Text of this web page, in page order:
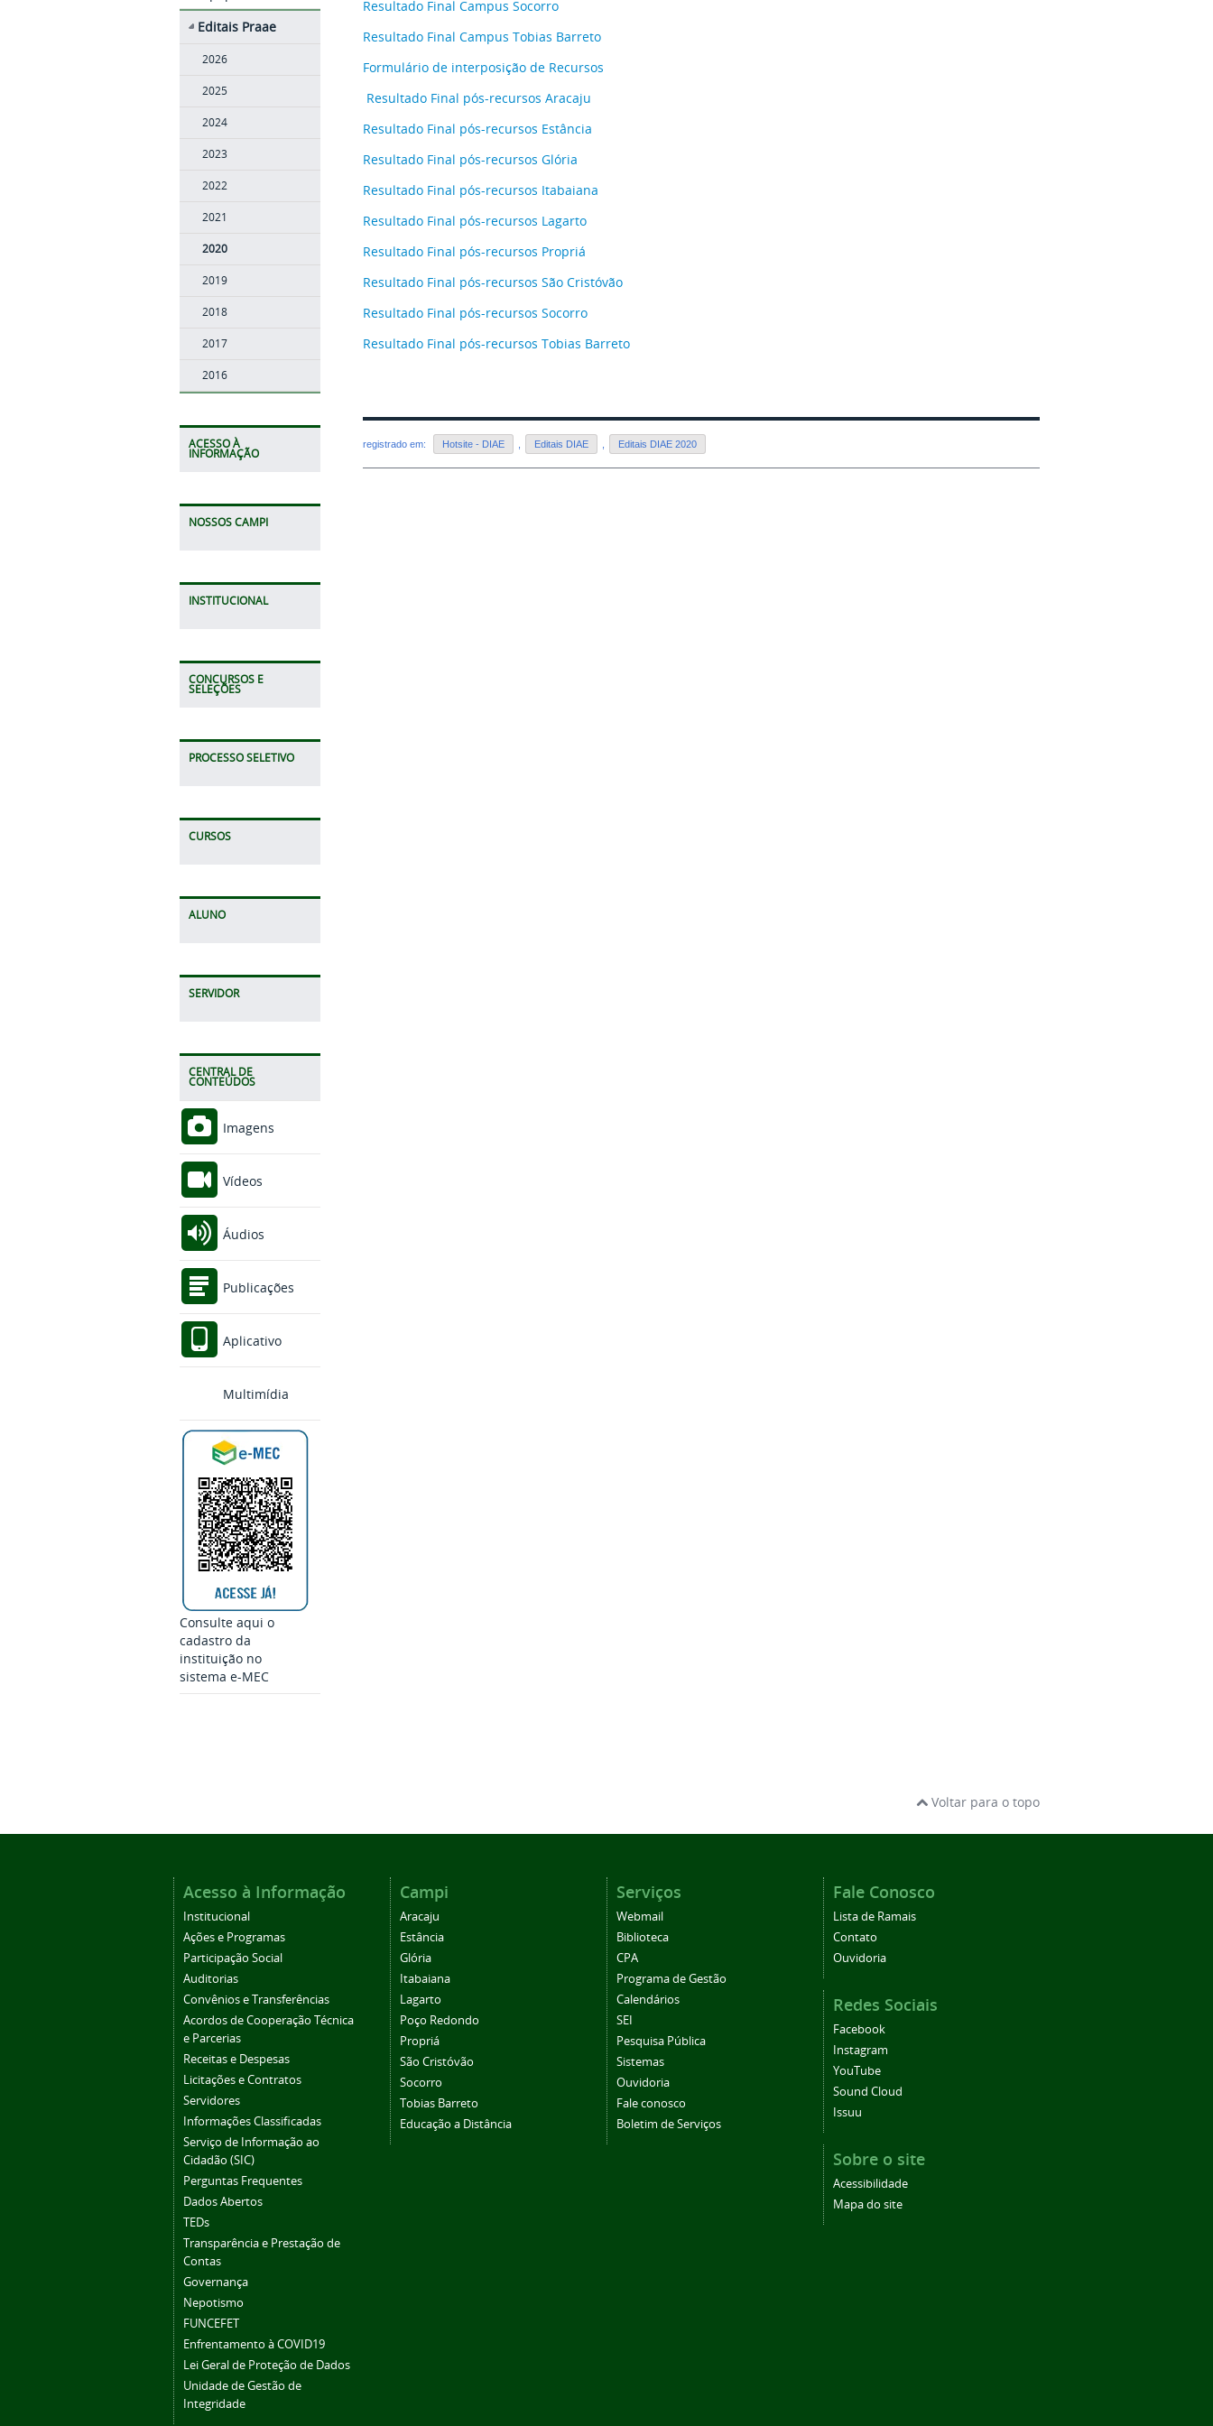
Editais Praae
2026
2025
2024
2023
2022
2021
2020
2019
2018
2017
2016
ACESSO À
INFORMAÇÃO
NOSSOS CAMPI
INSTITUCIONAL
CONCURSOS E
SELEÇÕES
PROCESSO SELETIVO
CURSOS
ALUNO
SERVIDOR
CENTRAL DE
CONTEÚDOS
Imagens
Vídeos
Áudios
Publicações
Aplicativo
Multimídia
Consulte aqui o
cadastro da
instituição no
sistema e-MEC
Resultado Final Campus Socorro
Resultado Final Campus Tobias Barreto
Formulário de interposição de Recursos
Resultado Final pós-recursos Aracaju
Resultado Final pós-recursos Estância
Resultado Final pós-recursos Glória
Resultado Final pós-recursos Itabaiana
Resultado Final pós-recursos Lagarto
Resultado Final pós-recursos Propriá
Resultado Final pós-recursos São Cristóvão
Resultado Final pós-recursos Socorro
Resultado Final pós-recursos Tobias Barreto
registrado em: Hotsite - DIAE Editais DIAE Editais DIAE 2020
Voltar para o topo
Acesso à Informação
Institucional
Ações e Programas
Participação Social
Auditorias
Convênios e Transferências
Acordos de Cooperação Técnica
e Parcerias
Receitas e Despesas
Licitações e Contratos
Servidores
Informações Classificadas
Serviço de Informação ao
Cidadão (SIC)
Perguntas Frequentes
Dados Abertos
TEDs
Transparência e Prestação de
Contas
Governança
Nepotismo
FUNCEFET
Enfrentamento à COVID19
Lei Geral de Proteção de Dados
Unidade de Gestão de
Integridade
Campi
Aracaju
Estância
Glória
Itabaiana
Lagarto
Poço Redondo
Propriá
São Cristóvão
Socorro
Tobias Barreto
Educação a Distância
Serviços
Webmail
Biblioteca
CPA
Programa de Gestão
Calendários
SEI
Pesquisa Pública
Sistemas
Ouvidoria
Fale conosco
Boletim de Serviços
Fale Conosco
Lista de Ramais
Contato
Ouvidoria
Redes Sociais
Facebook
Instagram
YouTube
Sound Cloud
Issuu
Sobre o site
Acessibilidade
Mapa do site